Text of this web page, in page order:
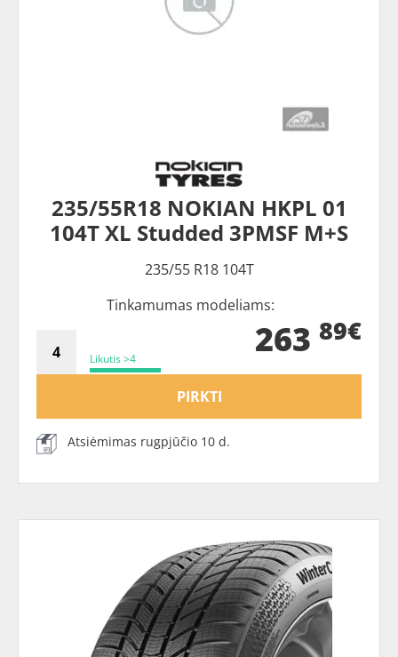
235/55R18 NOKIAN HKPL 01
104T XL Studded 3PMSF M+S
235/55 R18 104T
Tinkamumas modeliams:
Likutis >4 263 89€
PIRKTI
Atsiėmimas rugpjūčio 10 d.